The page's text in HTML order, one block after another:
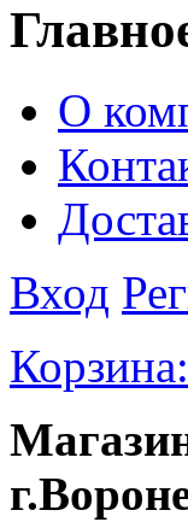
О
Вход
Корзина: